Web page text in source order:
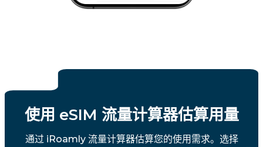
使用 eSIM 流量计算器估算用量
通过 iRoamly 流量计算器估算您的使用需求。选择